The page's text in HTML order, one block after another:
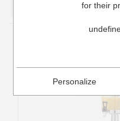
for their
Personalize